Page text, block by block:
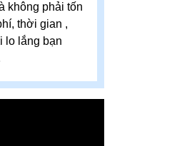
không phải tốn
thời gian ,
lo lắng bạn